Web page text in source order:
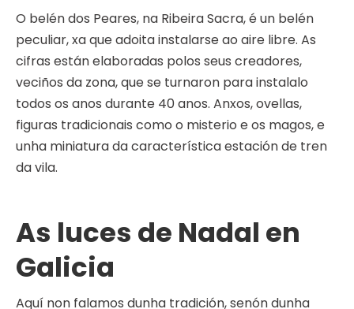
O belén dos Peares, na Ribeira Sacra, é un belén
peculiar, xa que adoita instalarse ao aire libre. As
cifras están elaboradas polos seus creadores,
veciños da zona, que se turnaron para instalalo
todos os anos durante 40 anos. Anxos, ovellas,
figuras tradicionais como o misterio e os magos, e
unha miniatura da característica estación de tren
da vila.
As luces de Nadal en
Galicia
Aquí non falamos dunha tradición, senón dunha